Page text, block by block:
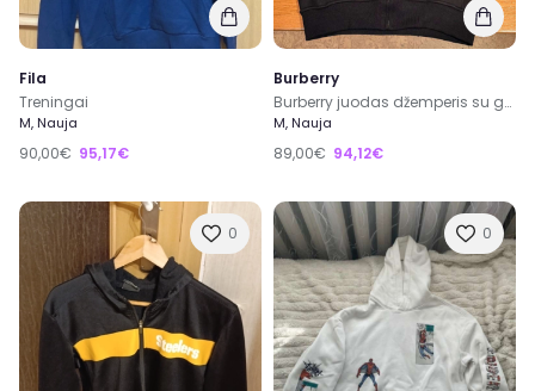
Fila
Treningai
M, Nauja
90,00€ 95,17€
Burberry
Burberry juodas džemperis su gobtuvu (zip hoodie)
M, Nauja
89,00€ 94,12€
0 0